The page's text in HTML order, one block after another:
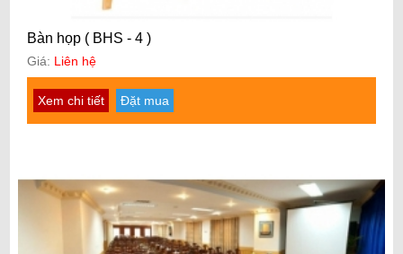
Bàn họp ( BHS - 4 )
Giá: Liên hệ
Xem chi tiết Đặt mua